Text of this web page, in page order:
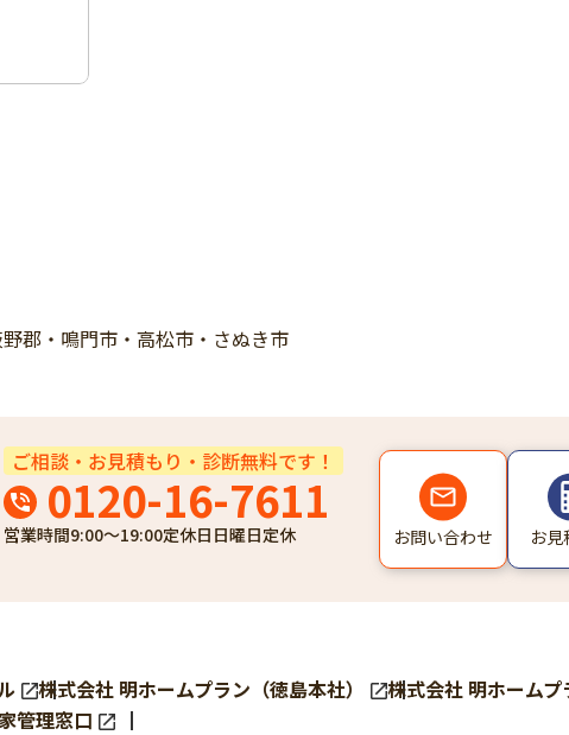
郡・鳴門市・高松市・さぬき市
ご相談・お見積もり・診断無料です！
0120-16-7611
営業時間9:00～19:00定休日 日曜日定休 お問い合わせ お見
株式会社 明ホームプラン（徳島本社）
株式会社 明ホーム
管理窓口